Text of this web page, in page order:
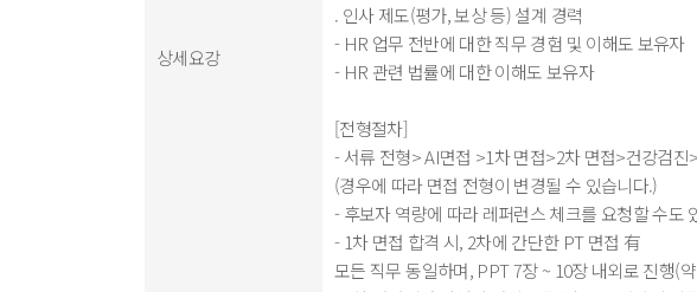
상세요강
. 인사 제도(평가, 보상 등) 설계 경력
- HR 업무 전반에 대한 직무 경험 및 이해도 보유자
- HR 관련 법률에 대한 이해도 보유자
[전형절차]
- 서류 전형> AI면접 >1차 면접>2차 면접>건강검진
(경우에 따라 면접 전형이 변경될 수 있습니다.)
- 후보자 역량에 따라 레퍼런스 체크를 요청할 수도
- 1차 면접 합격 시, 2차에 간단한 PT 면접 有
모든 직무 동일하며, PPT 7장 ~ 10장 내외로 진행(